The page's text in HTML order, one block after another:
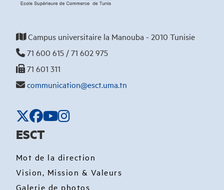
Campus universitaire la Manouba - 2010 Tunisie
71 600 615 / 71 602 975
71 601 311
communication@esct.uma.tn
ESCT
Mot de la direction
Vision, Mission & Valeurs
Galerie de photos